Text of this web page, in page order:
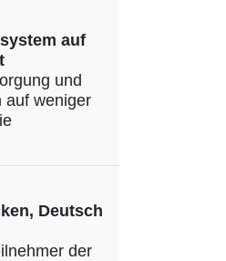
auf
und
auf weniger
Deutsch
der